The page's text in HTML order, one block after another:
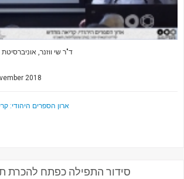
ד"ר שי ווזנר,
2018
ארון הספרים היהודי:
סידור התפילה כפתח להכרת